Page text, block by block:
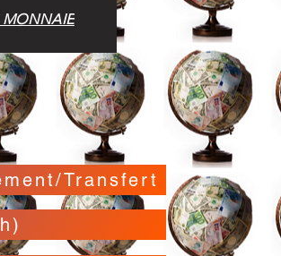
MONNAIE
Transfert